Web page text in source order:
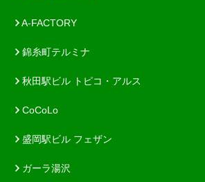
A-FACTORY
錦糸町テルミナ
秋田駅ビル トピコ・アルス
CoCoLo
盛岡駅ビル フェザン
ガーラ湯沢